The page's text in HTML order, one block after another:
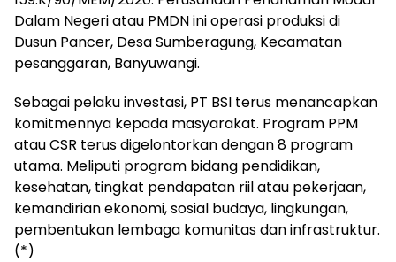
Dalam Negeri atau PMDN ini operasi produksi di
Dusun Pancer, Desa Sumberagung, Kecamatan
pesanggaran, Banyuwangi.
Sebagai pelaku investasi, PT BSI terus menancapkan
komitmennya kepada masyarakat. Program PPM
atau CSR terus digelontorkan dengan 8 program
utama. Meliputi program bidang pendidikan,
kesehatan, tingkat pendapatan riil atau pekerjaan,
kemandirian ekonomi, sosial budaya, lingkungan,
pembentukan lembaga komunitas dan infrastruktur.
(*)